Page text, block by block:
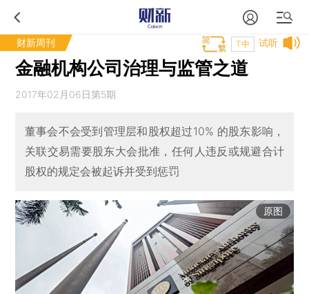
财新周刊 试听
T中
金融机构公司治理与监管之道
2017年02月06日第5期
董事会不会受到管理层和股权超过10% 的股东影响，
关联交易需要股东大会批准，任何人违反或规避合计
股权的规定会被起诉并受到惩罚
原图